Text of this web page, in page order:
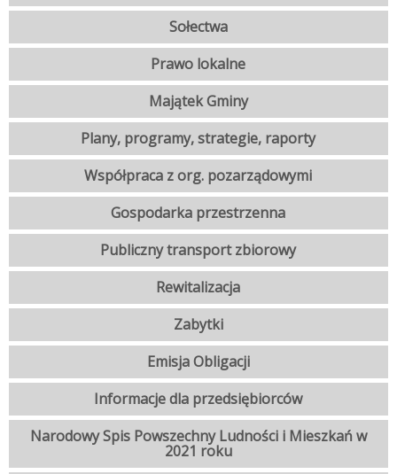
Sołectwa
Prawo lokalne
Majątek Gminy
Plany, programy, strategie, raporty
Współpraca z org. pozarządowymi
Gospodarka przestrzenna
Publiczny transport zbiorowy
Rewitalizacja
Zabytki
Emisja Obligacji
Informacje dla przedsiębiorców
Narodowy Spis Powszechny Ludności i Mieszkań w
2021 roku